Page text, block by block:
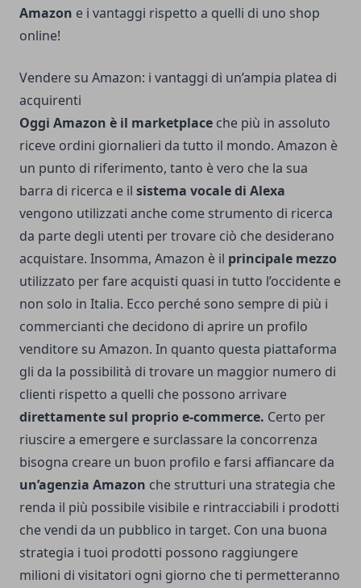
Amazon e i vantaggi rispetto a quelli di uno shop
online!
Vendere su Amazon: i vantaggi di un’ampia platea di
acquirenti
Oggi Amazon è il marketplace che più in assoluto
riceve ordini giornalieri da tutto il mondo. Amazon è
un punto di riferimento, tanto è vero che la sua
barra di ricerca e il sistema vocale di Alexa
vengono utilizzati anche come strumento di ricerca
da parte degli utenti per trovare ciò che desiderano
acquistare. Insomma, Amazon è il principale mezzo
utilizzato per fare acquisti quasi in tutto l’occidente e
non solo in Italia. Ecco perché sono sempre di più i
commercianti che decidono di aprire un profilo
venditore su Amazon. In quanto questa piattaforma
gli da la possibilità di trovare un maggior numero di
clienti rispetto a quelli che possono arrivare
direttamente sul proprio e-commerce. Certo per
riuscire a emergere e surclassare la concorrenza
bisogna creare un buon profilo e farsi affiancare da
un’agenzia Amazon che strutturi una strategia che
renda il più possibile visibile e rintracciabili i prodotti
che vendi da un pubblico in target. Con una buona
strategia i tuoi prodotti possono raggiungere
milioni di visitatori ogni giorno che ti permetteranno